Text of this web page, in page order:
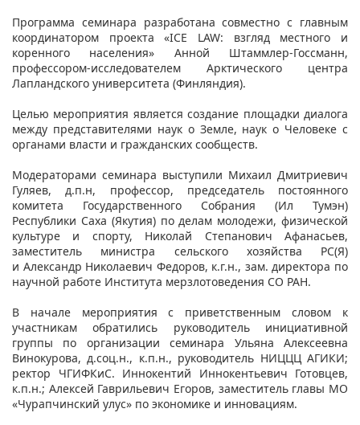
Программа семинара разработана совместно с главным
координатором проекта «ICE LAW: взгляд местного и
коренного населения» Анной Штаммлер-Госсманн,
профессором-исследователем Арктического центра
Лапландского университета (Финляндия).
Целью мероприятия является создание площадки диалога
между представителями наук о Земле, наук о Человеке с
органами власти и гражданских сообществ.
Модераторами семинара выступили Михаил Дмитриевич
Гуляев, д.п.н, профессор, председатель постоянного
комитета Государственного Собрания (Ил Тумэн)
Республики Саха (Якутия) по делам молодежи, физической
культуре и спорту, Николай Степанович Афанасьев,
заместитель министра сельского хозяйства РС(Я)
и Александр Николаевич Федоров, к.г.н., зам. директора по
научной работе Института мерзлотоведения СО РАН.
В начале мероприятия с приветственным словом к
участникам обратились руководитель инициативной
группы по организации семинара Ульяна Алексеевна
Винокурова, д.соц.н., к.п.н., руководитель НИЦЦЦ АГИКИ;
ректор ЧГИФКиС. Иннокентий Иннокентьевич Готовцев,
к.п.н.; Алексей Гаврильевич Егоров, заместитель главы МО
«Чурапчинский улус» по экономике и инновациям.